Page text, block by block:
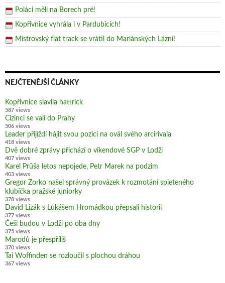
Poláci měli na Borech pré!
Kopřivnice vyhrála i v Pardubicích!
Mistrovský flat track se vrátil do Mariánských Lázní!
NEJČTENĚJŠÍ ČLÁNKY
Kopřivnice slavila hattrick
587 views
Cizinci se valí do Prahy
506 views
Leader přijíždí hájit svou pozici na ovál svého arcirivala
418 views
Dvě dobré zprávy přichází o víkendové SGP v Lodži
407 views
Karel Průša letos nepojede, Petr Marek na podzim
403 views
Gregor Zorko našel správný provázek k rozmotání spleteného
klubíčka pražské juniorky
378 views
David Lizák s Lukášem Hromádkou přepsali historii
377 views
Češi budou v Lodži po oba dny
375 views
Marodů je přespříliš
370 views
Tai Woffinden se rozloučil s plochou dráhou
367 views